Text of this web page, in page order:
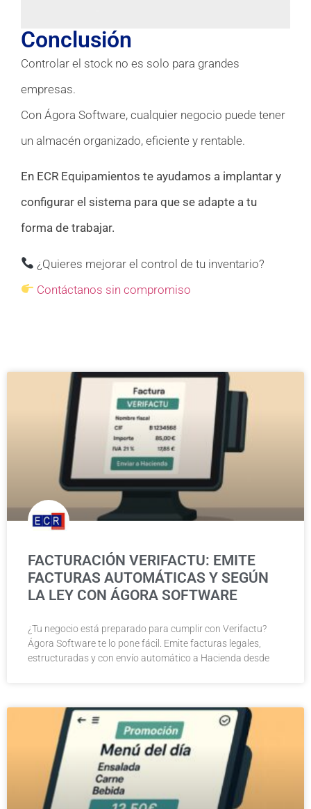
Conclusión
Controlar el stock no es solo para grandes
empresas.
Con Ágora Software, cualquier negocio puede tener
un almacén organizado, eficiente y rentable.
En ECR Equipamientos te ayudamos a implantar y
configurar el sistema para que se adapte a tu
forma de trabajar.
¿Quieres mejorar el control de tu inventario?
Contáctanos sin compromiso
FACTURACIÓN VERIFACTU: EMITE
FACTURAS AUTOMÁTICAS Y SEGÚN
LA LEY CON ÁGORA SOFTWARE
¿Tu negocio está preparado para cumplir con Verifactu?
Ágora Software te lo pone fácil. Emite facturas legales,
estructuradas y con envío automático a Hacienda desde